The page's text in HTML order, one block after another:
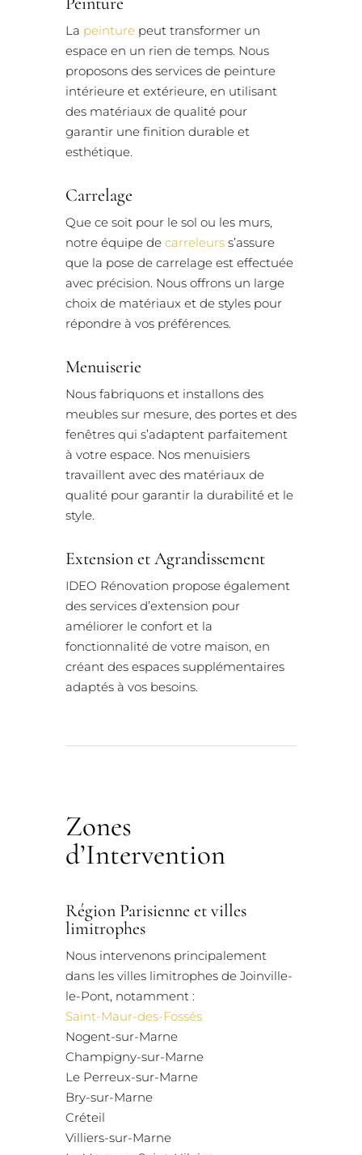
La peinturepeut transformer un
espace en un rien de temps. Nous
proposons des services de peinture
intérieure et extérieure, en utilisant
des matériaux de qualité pour
garantir une finition durable et
esthétique.
Carrelage
Que ce soit pour le sol ou les murs,
notre équipe de carreleurss’assure
que la pose de carrelage est effectuée
avec précision. Nous offrons un large
choix de matériaux et de styles pour
répondre à vos préférences.
Menuiserie
Nous fabriquons et installons des
meubles sur mesure, des portes et des
fenêtres qui s’adaptent parfaitement
à votre espace. Nos menuisiers
travaillent avec des matériaux de
qualité pour garantir la durabilité et le
style.
Extension et Agrandissement
IDEO Rénovation propose également
des services d’extension pour
améliorer le confort et la
fonctionnalité de votre maison, en
créant des espaces supplémentaires
adaptés à vos besoins.
Zones
d’Intervention
Région Parisienne et villes
limitrophes
Nous intervenons principalement
dans les villes limitrophes de Joinville-
le-Pont, notamment :
Saint-Maur-des-Fossés
Nogent-sur-Marne
Champigny-sur-Marne
Le Perreux-sur-Marne
Bry-sur-Marne
Créteil
Villiers-sur-Marne